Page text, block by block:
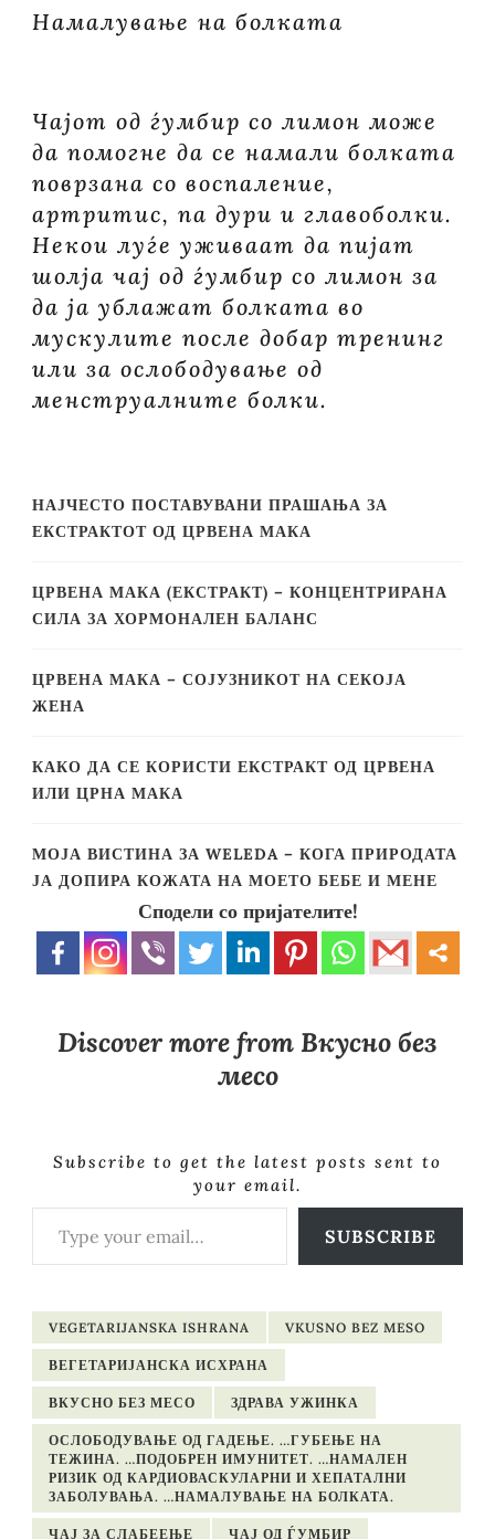
Намалување на болката
Чајот од ѓумбир со лимон може
да помогне да се намали болката
поврзана со воспаление,
артритис, па дури и главоболки.
Некои луѓе уживаат да пијат
шолја чај од ѓумбир со лимон за
да ја ублажат болката во
мускулите после добар тренинг
или за ослободување од
менструалните болки.
НАЈЧЕСТО ПОСТАВУВАНИ ПРАШАЊА ЗА
ЕКСТРАКТОТ ОД ЦРВЕНА МАКА
ЦРВЕНА МАКА (ЕКСТРАКТ) – КОНЦЕНТРИРАНА
СИЛА ЗА ХОРМОНАЛЕН БАЛАНС
ЦРВЕНА МАКА – СОЈУЗНИКОТ НА СЕКОЈА
ЖЕНА
КАКО ДА СЕ КОРИСТИ ЕКСТРАКТ ОД ЦРВЕНА
ИЛИ ЦРНА МАКА
МОЈА ВИСТИНА ЗА WELEDA – КОГА ПРИРОДАТА
ЈА ДОПИРА КОЖАТА НА МОЕТО БЕБЕ И МЕНЕ
Сподели со пријателите!
Discover more from Вкусно без
месо
Subscribe to get the latest posts sent to
your email.
Type your email…
SUBSCRIBE
VEGETARIJANSKA ISHRANA VKUSNO BEZ MESO
ВЕГЕТАРИЈАНСКА ИСХРАНА
ВКУСНО БЕЗ МЕСО ЗДРАВА УЖИНКА
ОСЛОБОДУВАЊЕ ОД ГАДЕЊЕ. …ГУБЕЊЕ НА
ТЕЖИНА. …ПОДОБРЕН ИМУНИТЕТ. …НАМАЛЕН
РИЗИК ОД КАРДИОВАСКУЛАРНИ И ХЕПАТАЛНИ
ЗАБОЛУВАЊА. …НАМАЛУВАЊЕ НА БОЛКАТА.
ЧАЈ ЗА СЛАБЕЕЊЕ ЧАЈ ОД ЃУМБИР